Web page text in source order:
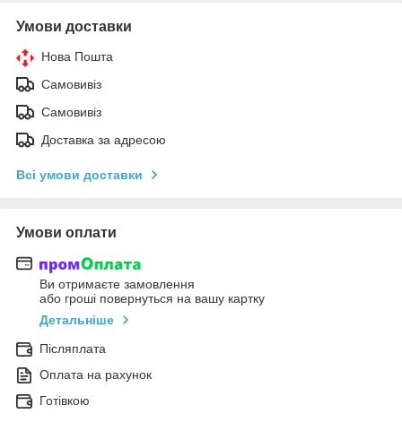
Умови доставки
Нова Пошта
Самовивіз
Самовивіз
Доставка за адресою
Всі умови доставки
Умови оплати
Ви отримаєте замовлення
або гроші повернуться на вашу картку
Детальніше
Післяплата
Оплата на рахунок
Готівкою